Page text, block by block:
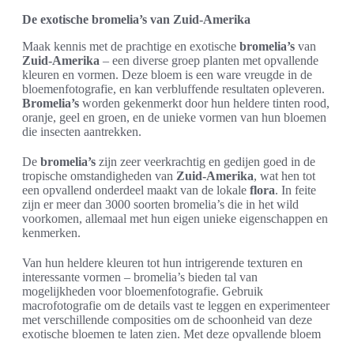
De exotische bromelia’s van Zuid-Amerika
Maak kennis met de prachtige en exotische bromelia’s van
Zuid-Amerika – een diverse groep planten met opvallende
kleuren en vormen. Deze bloem is een ware vreugde in de
bloemenfotografie, en kan verbluffende resultaten opleveren.
Bromelia’s worden gekenmerkt door hun heldere tinten rood,
oranje, geel en groen, en de unieke vormen van hun bloemen
die insecten aantrekken.
De bromelia’s zijn zeer veerkrachtig en gedijen goed in de
tropische omstandigheden van Zuid-Amerika, wat hen tot
een opvallend onderdeel maakt van de lokale flora. In feite
zijn er meer dan 3000 soorten bromelia’s die in het wild
voorkomen, allemaal met hun eigen unieke eigenschappen en
kenmerken.
Van hun heldere kleuren tot hun intrigerende texturen en
interessante vormen – bromelia’s bieden tal van
mogelijkheden voor bloemenfotografie. Gebruik
macrofotografie om de details vast te leggen en experimenteer
met verschillende composities om de schoonheid van deze
exotische bloemen te laten zien. Met deze opvallende bloem